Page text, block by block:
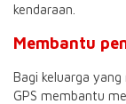
kendaraan.
Membantu
Bagi keluarga
GPS membantu